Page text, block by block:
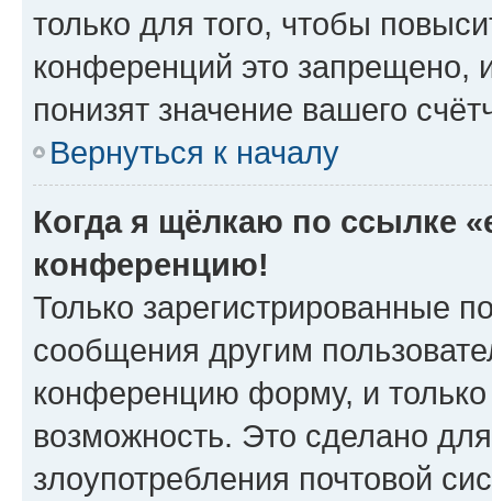
только для того, чтобы
конференций это запрещено,
понизят значение вашего
Вернуться к началу
Когда я щёлкаю по ссылке
конференцию!
Только зарегистрированные
сообщения другим
конференцию форму, и
возможность. Это сделано
злоупотребления почтовой